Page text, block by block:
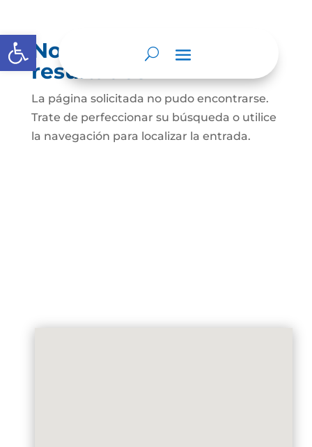
Abrir barra de herramientas
No se encontraron
resultados
La página solicitada no pudo encontrarse.
Trate de perfeccionar su búsqueda o utilice
la navegación para localizar la entrada.